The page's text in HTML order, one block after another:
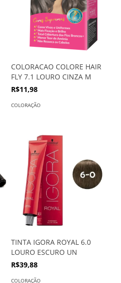
COLORACAO COLORE HAIR
FLY 7.1 LOURO CINZA M
R$11,98
COLORAÇÃO
TINTA IGORA ROYAL 6.0
LOURO ESCURO UN
R$39,88
COLORAÇÃO